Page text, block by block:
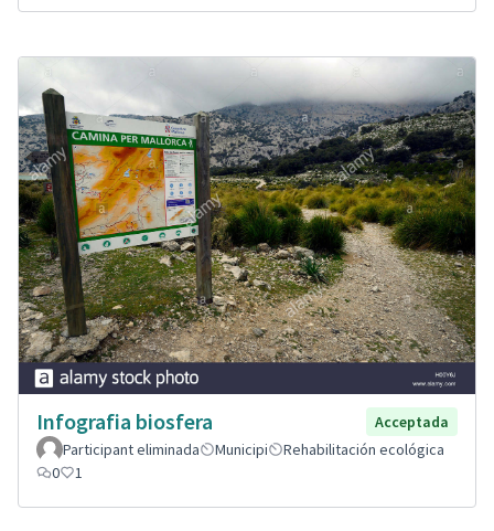
Infografia biosfera
Acceptada
Participant eliminada
Municipi
Rehabilitación ecológica
0
1